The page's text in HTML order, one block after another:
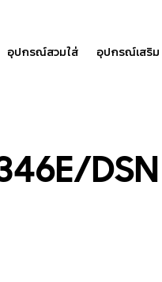
อุปกรณ์สวมใส่ อุปกรณ์เสริม
DSN